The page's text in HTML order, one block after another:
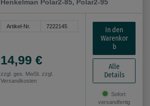
Henkelman Polar2-85, Polar2-95
Artikel-Nr. 7222145
14,99 €
zzgl. ges. MwSt. zzgl.
Versandkosten
In den
Warenkor
b
Alle
Details
Sofort
versandfertig